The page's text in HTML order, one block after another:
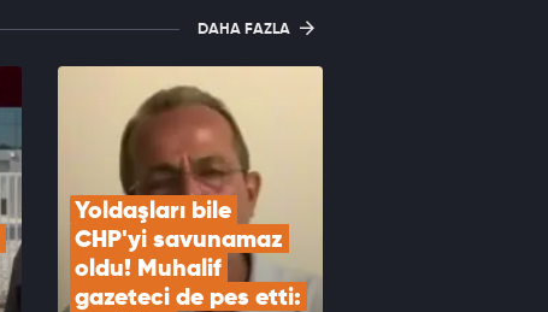
DAHA FAZLA
Yoldaşları bile
CHP'yi savunamaz
oldu! Muhalif
gazeteci de pes etti: